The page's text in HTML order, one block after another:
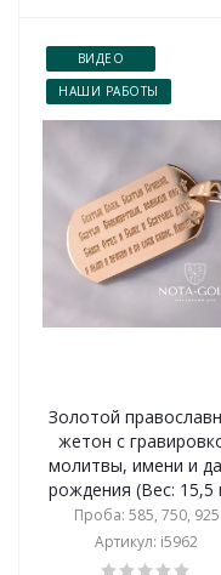
ВИДЕО
НАШИ РАБОТЫ
Золотой
жетон с
молитвы, имени и
рождения (Вес: 15,5
Проба: 585, 750, 925
Артикул: i5962